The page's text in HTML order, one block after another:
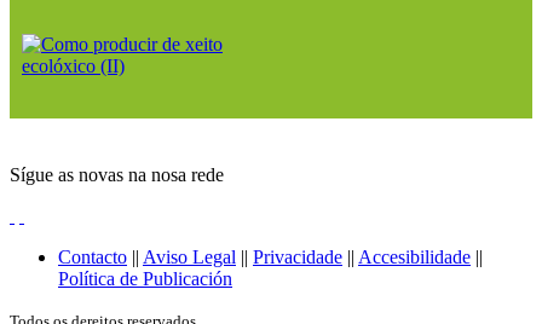
Sígue as novas na nosa rede
Contacto || Aviso Legal || Privacidade || Accesibilidade ||
Política de Publicación